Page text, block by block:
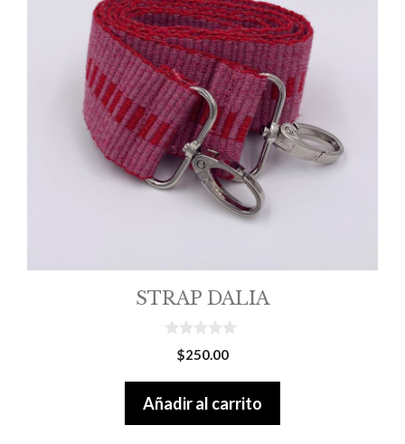
STRAP DALIA
o
5
$250.00
Añadir al carrito